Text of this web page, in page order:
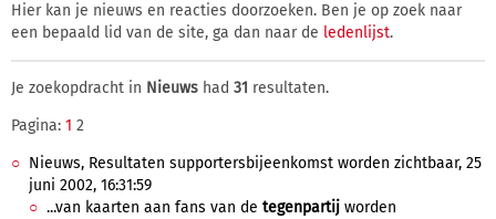
Hier kan je nieuws en reacties doorzoeken. Ben je op zoek naar
een bepaald lid van de site, ga dan naar de ledenlijst.
Je zoekopdracht in Nieuws had 31 resultaten.
Pagina: 1 2
Nieuws, Resultaten supportersbijeenkomst worden zichtbaar, 25
juni 2002, 16:31:59
...van kaarten aan fans van de tegenpartij worden